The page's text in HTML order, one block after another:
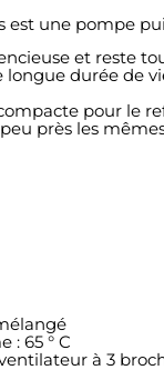
est une pompe
et reste
durée de
pour le
près les
: 65 ° C
à 3